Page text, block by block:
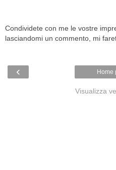
Condividete con me le vostre
lasciandomi un commento, mi
‹ Home
Visualizza